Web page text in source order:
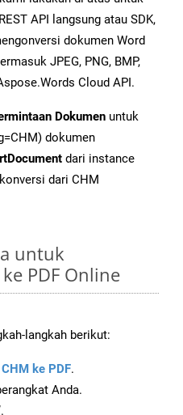
API langsung atau SDK,
dokumen Word
JPEG, PNG, BMP,
Cloud API.
Dokumen untuk
dokumen
dari instance
dari CHM
untuk
PDF Online
langkah berikut:
CHM ke PDF.
Anda.
.